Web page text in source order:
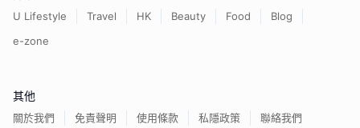
U Lifestyle Travel HK Beauty Food
Blog
e-zone
其他
關於我們 免責聲明 使用條款 私隱政策 聯絡我們